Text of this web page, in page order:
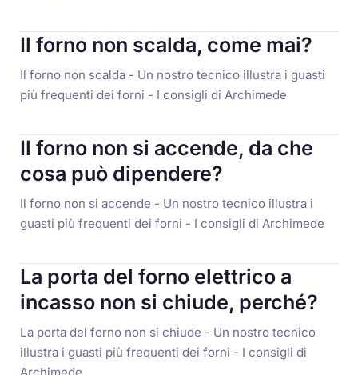
Il forno non scalda, come mai?
Il forno non scalda - Un nostro tecnico illustra i guasti
più frequenti dei forni - I consigli di Archimede
Il forno non si accende, da che
cosa può dipendere?
Il forno non si accende - Un nostro tecnico illustra i
guasti più frequenti dei forni - I consigli di Archimede
La porta del forno elettrico a
incasso non si chiude, perché?
La porta del forno non si chiude - Un nostro tecnico
illustra i guasti più frequenti dei forni - I consigli di